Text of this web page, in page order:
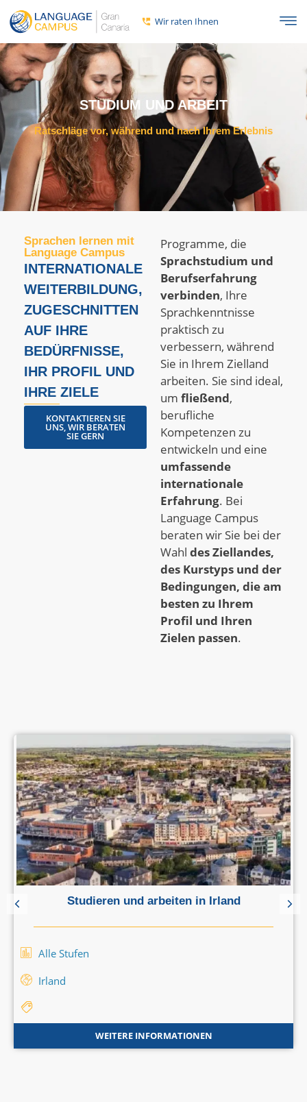
Wir raten Ihnen
STUDIUM UND ARBEIT
Ratschläge vor, während und nach Ihrem Erlebnis
Sprachen lernen mit
Language Campus
INTERNATIONALE
WEITERBILDUNG,
ZUGESCHNITTEN
AUF IHRE
BEDÜRFNISSE,
IHR PROFIL UND
IHRE ZIELE
KONTAKTIEREN SIE
UNS, WIR BERATEN
SIE GERN
Programme, die
Sprachstudium und
Berufserfahrung
verbinden, Ihre
Sprachkenntnisse
praktisch zu
verbessern, während
Sie in Ihrem Zielland
arbeiten. Sie sind ideal,
um fließend,
berufliche
Kompetenzen zu
entwickeln und eine
umfassende
internationale
Erfahrung. Bei
Language Campus
beraten wir Sie bei der
Wahl des Ziellandes,
des Kurstyps und der
Bedingungen, die am
besten zu Ihrem
Profil und Ihren
Zielen passen.
Studieren und arbeiten in Irland
Alle Stufen
Irland
WEITERE INFORMATIONEN